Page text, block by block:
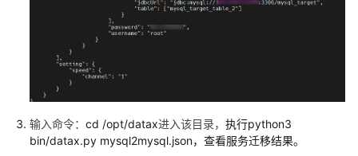
速
部
署
输入命令： cd /opt/datax进入该目录， 执行python3
bin/datax.py mysql2mysql.json，查看服务迁移结果。